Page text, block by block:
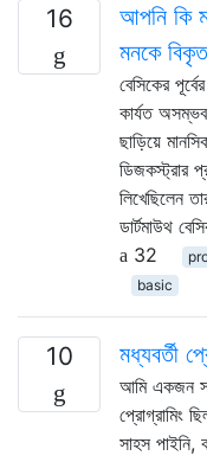
16
আপনি কি
মনকে
বেসিকের
কার্যত
ছাড়িয়ে
ডিজকস্ট্রার
লিখেছিলেন
ডার্টমাউথ
32
basic
10 মধ্যবর্তী
আমি একজন
প্রোগ্রামিং
সাহস পাইনি,